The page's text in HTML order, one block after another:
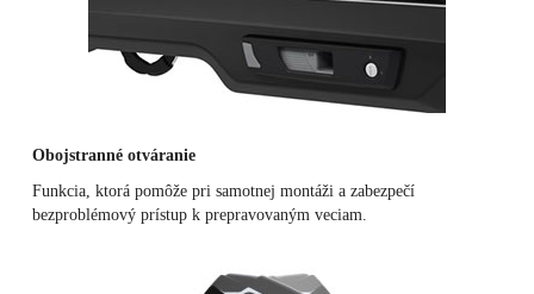
Obojstranné otváranie
Funkcia, ktorá pomôže pri samotnej montáži a zabezpečí
bezproblémový prístup k prepravovaným veciam.